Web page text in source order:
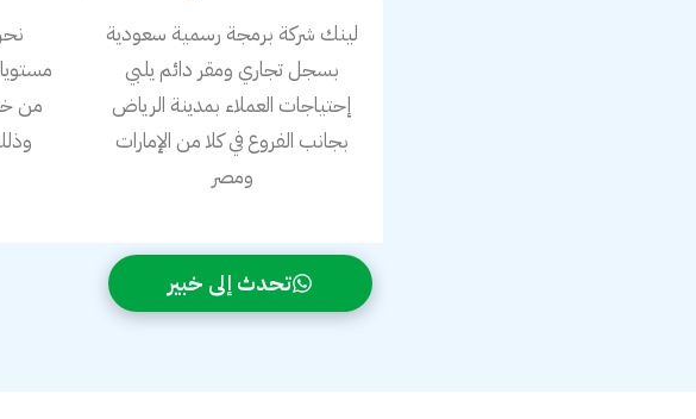
لينك شركة برمجة رسمية سعودية
بسجل تجاري ومقر دائم يلبي
إحتياجات العملاء بمدينة الرياض
بجانب الفروع في كلا من الإمارات
ومصر
من
تحدث إلى خبير